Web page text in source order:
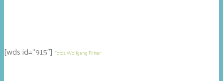
[wds id=“915″] Fotos: Wolfgang Ritter